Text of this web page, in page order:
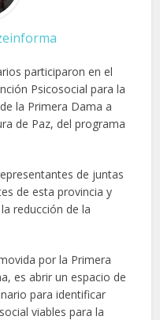
participaron en el
Psicosocial para la
la Primera Dama a
de Paz, del programa
de juntas
de esta provincia y
reducción de la
por la Primera
es abrir un espacio de
para identificar
viables para la